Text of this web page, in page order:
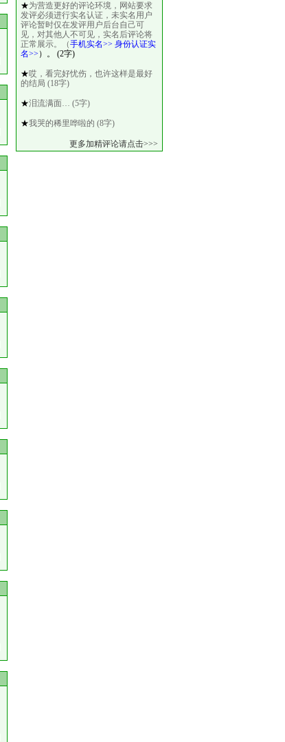
★为营造更好的评论环境，网站要求
发评必须进行实名认证，未实名用户
评论暂时仅在发评用户后台自己可
见，对其他人不可见，实名后评论将
正常展示。（手机实名>> 身份认证实
名>> ）。 (2字)
★哎，看完好忧伤，也许这样是最好
的结局 (18字)
★泪流满面… (5字)
★我哭的稀里哗啦的 (8字)
更多加精评论请点击>>>